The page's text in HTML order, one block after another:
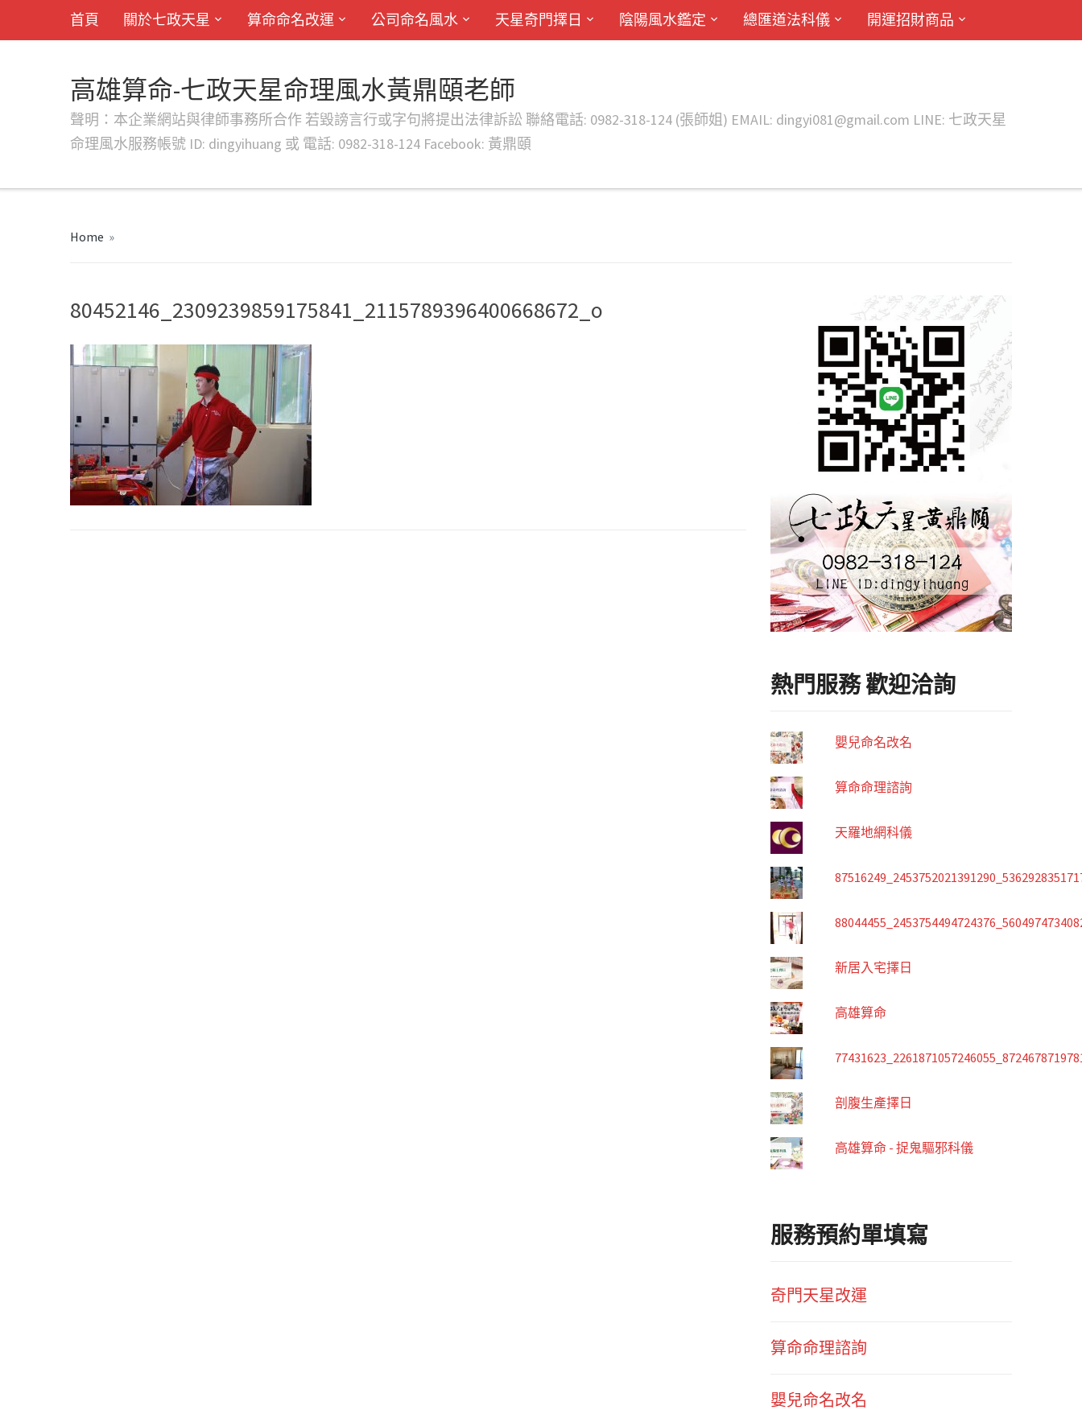
首頁 關於七政天星 算命命名改運 公司命名風水 天星奇門擇日 陰陽風水鑑定 總匯道法科儀 開運招財商品
高雄算命-七政天星命理風水黃鼎頤老師
聲明：本企業網站與律師事務所合作 若毀謗言行或字句將提出法律訴訟 聯絡電話: 0982-318-124 (張師姐) EMAIL: dingyi081@gmail.com LINE: 七政天星
命理風水服務帳號 ID: dingyihuang 或 電話: 0982-318-124 Facebook: 黃鼎頤
Home »
80452146_2309239859175841_2115789396400668672_o
熱門服務 歡迎洽詢
嬰兒命名改名
算命命理諮詢
天羅地網科儀
新居入宅擇日
高雄算命
剖腹生產擇日
高雄算命 - 捉鬼驅邪科儀
服務預約單填寫
奇門天星改運
算命命理諮詢
嬰兒命名改名